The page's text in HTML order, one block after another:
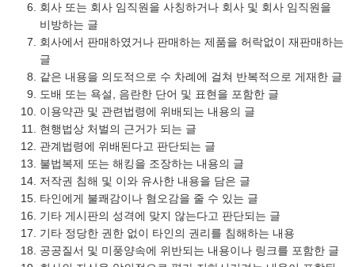
회사 또는 회사 임직원을 사칭하거나 회사 및 회사 임직원을
비방하는 글
회사에서 판매하였거나 판매하는 제품을 허락없이 재판매하는
글
같은 내용을 의도적으로 수 차례에 걸쳐 반복적으로 게재한 글
도배 또는 욕설, 음란한 단어 및 표현을 포함한 글
이용약관 및 관련법령에 위배되는 내용의 글
현행법상 처벌의 근거가 되는 글
관계법령에 위배된다고 판단되는 글
불법복제 또는 해킹을 조장하는 내용의 글
저작권 침해 및 이와 유사한 내용을 담은 글
타인에게 불쾌감이나 혐오감을 줄 수 있는 글
기타 게시판의 성격에 맞지 않는다고 판단되는 글
기타 정당한 권한 없이 타인의 권리를 침해하는 내용
공공질서 및 미풍양속에 위반되는 내용이나 링크를 포함한 글